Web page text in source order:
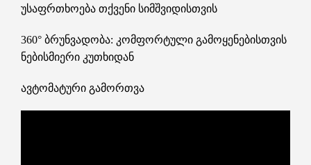
უსაფრთხოება თქვენი სიმშვიდისთვის
360° ბრუნვადობა: კომფორტული გამოყენებისთვის
ნებისმიერი კუთხიდან
ავტომატური გამორთვა